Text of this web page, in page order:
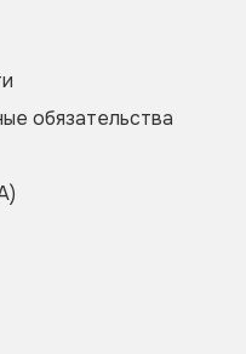
обязательства